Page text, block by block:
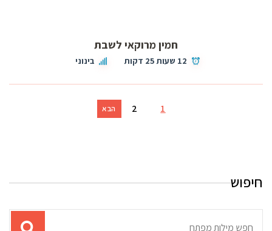
חמין מרוקאי לשבת
12 שעות 25 דקות בינוני
1
2 הבא
חיפוש